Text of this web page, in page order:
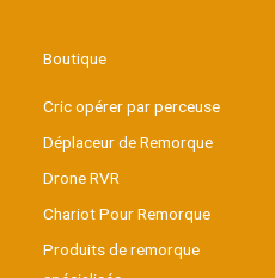
Boutique
Cric opérer par perceuse
Déplaceur de Remorque
Drone RVR
Chariot Pour Remorque
Produits de remorque